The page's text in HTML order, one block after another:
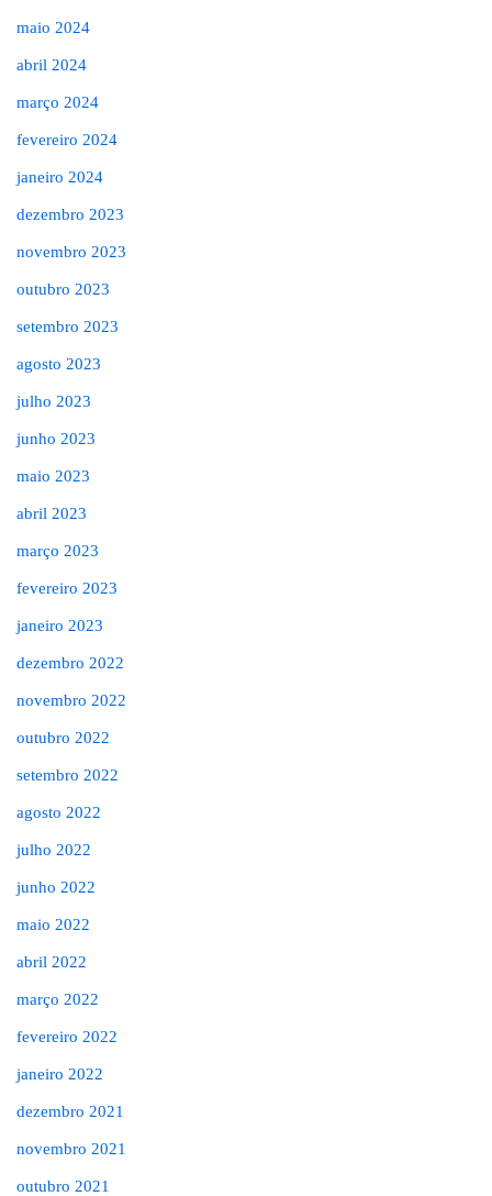
maio 2024
abril 2024
março 2024
fevereiro 2024
janeiro 2024
dezembro 2023
novembro 2023
outubro 2023
setembro 2023
agosto 2023
julho 2023
junho 2023
maio 2023
abril 2023
março 2023
fevereiro 2023
janeiro 2023
dezembro 2022
novembro 2022
outubro 2022
setembro 2022
agosto 2022
julho 2022
junho 2022
maio 2022
abril 2022
março 2022
fevereiro 2022
janeiro 2022
dezembro 2021
novembro 2021
outubro 2021